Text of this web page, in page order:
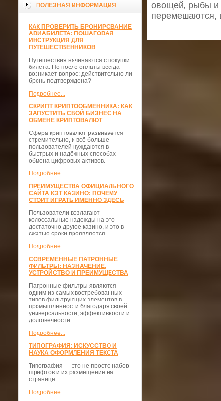
ПОЛЕЗНАЯ ИНФОРМАЦИЯ
КАК ПРОВЕРИТЬ БРОНИРОВАНИЕ
АВИАБИЛЕТА: ПОШАГОВАЯ
ИНСТРУКЦИЯ ДЛЯ
ПУТЕШЕСТВЕННИКОВ
Путешествия начинаются с покупки
билета. Но после оплаты всегда
возникает вопрос: действительно ли
бронь подтверждена?
Подробнее...
СКРИПТ КРИПТООБМЕННИКА: КАК
ЗАПУСТИТЬ СВОЙ БИЗНЕС НА
ОБМЕНЕ КРИПТОВАЛЮТ
Сфера криптовалют развивается
стремительно, и всё больше
пользователей нуждаются в
быстрых и надёжных способах
обмена цифровых активов.
Подробнее...
ПРЕИМУЩЕСТВА ОФИЦИАЛЬНОГО
САЙТА КЭТ КАЗИНО: ПОЧЕМУ
СТОИТ ИГРАТЬ ИМЕННО ЗДЕСЬ
Пользователи возлагают
колоссальные надежды на это
достаточно другое казино, и это в
сжатые сроки проявляется.
Подробнее...
СОВРЕМЕННЫЕ ПАТРОННЫЕ
ФИЛЬТРЫ: НАЗНАЧЕНИЕ,
УСТРОЙСТВО И ПРЕИМУЩЕСТВА
Патронные фильтры являются
одним из самых востребованных
типов фильтрующих элементов в
промышленности благодаря своей
универсальности, эффективности и
долговечности.
Подробнее...
ТИПОГРАФИЯ: ИСКУССТВО И
НАУКА ОФОРМЛЕНИЯ ТЕКСТА
Типография — это не просто набор
шрифтов и их размещение на
странице.
Подробнее...
овощей, рыбы и
перемешаются,